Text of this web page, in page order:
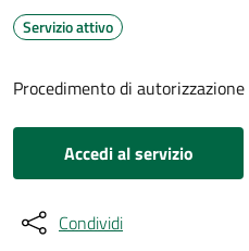
Servizio attivo
Procedimento di
Accedi al servizio
Condividi